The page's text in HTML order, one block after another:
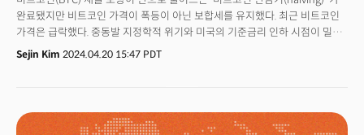
완료됐지만 비트코인 가격이 폭등이 아닌 보합세를 유지했다. 최근 비트코인
가격은 급락했다. 중동발 지정학적 위기와 미국의 기준금리 인하 시점이 밀린
것에 영향을 많이 받았다. 여기에 비트코인 현물 상장지수펀드(ETF) 승인으로
지난 2개월 간 이미 수요가 충분히 유입된데다, 반감기 기대감이 선반영된
암호화폐 금융상품 승인 등이 상승 동력이 될 수 있다는 관측이 나왔다.
Sejin Kim 2024.04.20 15:47 PDT